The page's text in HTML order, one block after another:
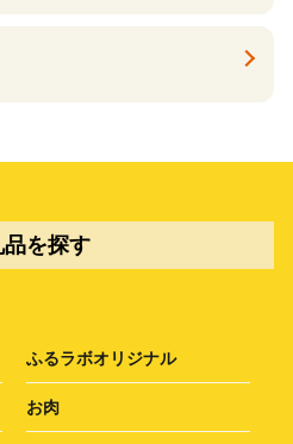
品を探す
ふるラボオリジナル
お肉